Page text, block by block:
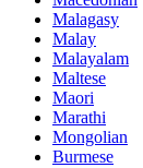
Malagasy
Malay
Malayalam
Maltese
Maori
Marathi
Mongolian
Burmese